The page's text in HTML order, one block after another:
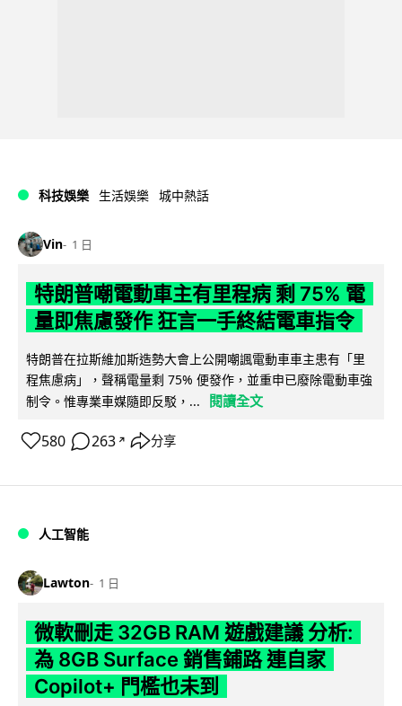
科技娛樂 生活娛樂 城中熱話
Vin 1 日
特朗普嘲電動車主有里程病 剩 75% 電
量即焦慮發作 狂言一手終結電車指令
特朗普在拉斯維加斯造勢大會上公開嘲諷電動車車主患有「里
程焦慮病」，聲稱電量剩 75% 便發作，並重申已廢除電動車強
制令。惟專業車媒隨即反駁，...
閱讀全文
580 263 ↗ 分享
人工智能
Lawton 1 日
微軟刪走 32GB RAM 遊戲建議 分析:
為 8GB Surface 銷售鋪路 連自家
Copilot+ 門檻也未到